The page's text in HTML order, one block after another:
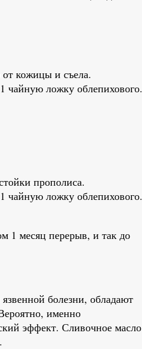
кожицы и съела.
чайную ложку облепихового.
прополиса.
чайную ложку облепихового.
1 месяц перерыв, и так до
болезни, обладают
именно
эффект. Сливочное масло